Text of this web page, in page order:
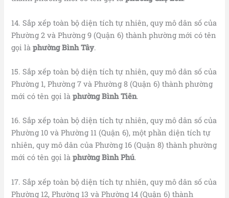
14. Sắp xếp toàn bộ diện tích tự nhiên, quy mô dân số của
Phường 2 và Phường 9 (Quận 6) thành phường mới có tên
gọi làphường Bình Tây.
15. Sắp xếp toàn bộ diện tích tự nhiên, quy mô dân số của
Phường 1, Phường 7 và Phường 8 (Quận 6) thành phường
mới có tên gọi làphườngBình Tiên.
16. Sắp xếp toàn bộ diện tích tự nhiên, quy mô dân số của
Phường 10 và Phường 11 (Quận 6), một phần diện tích tự
nhiên, quy mô dân của Phường 16 (Quận 8) thành phường
mới có tên gọi làphườngBình Phú.
17. Sắp xếp toàn bộ diện tích tự nhiên, quy mô dân số của
Phường 12, Phường 13 và Phường 14 (Quận 6) thành